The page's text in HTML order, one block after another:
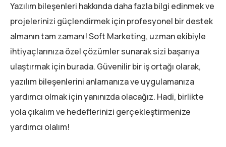
Yazılım bileşenleri hakkında daha fazla bilgi edinmek ve
projelerinizi güçlendirmek için profesyonel bir destek
almanın tam zamanı! Soft Marketing, uzman ekibiyle
ihtiyaçlarınıza özel çözümler sunarak sizi başarıya
ulaştırmak için burada. Güvenilir bir iş ortağı olarak,
yazılım bileşenlerini anlamanıza ve uygulamanıza
yardımcı olmak için yanınızda olacağız. Hadi, birlikte
yola çıkalım ve hedeflerinizi gerçekleştirmenize
yardımcı olalım!